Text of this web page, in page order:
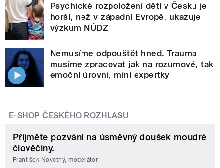
Psychické rozpoložení dětí v Česku je
horší, než v západní Evropě, ukazuje
výzkum NÚDZ
Nemusíme odpouštět hned. Trauma
musíme zpracovat jak na rozumové, tak
emoční úrovni, míní expertky
E-SHOP ČESKÉHO ROZHLASU
Přijměte pozvání na úsměvný doušek moudré
člověčiny.
František Novotný, moderátor